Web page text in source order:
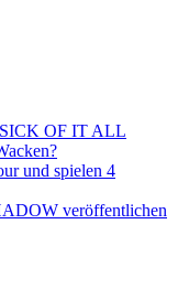
OF IT ALL
und spielen 4
veröffentlichen